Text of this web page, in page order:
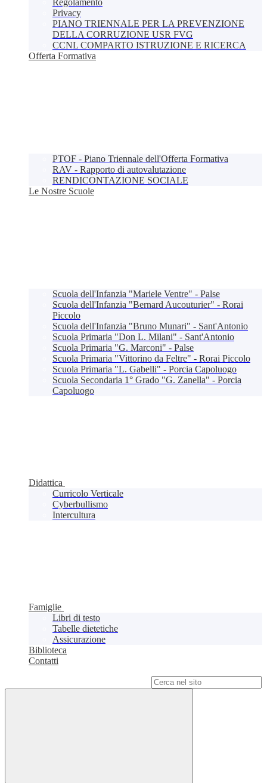
Regolamento
Privacy
PIANO TRIENNALE PER LA PREVENZIONE
DELLA CORRUZIONE USR FVG
CCNL COMPARTO ISTRUZIONE E RICERCA
Offerta Formativa
PTOF - Piano Triennale dell'Offerta Formativa
RAV - Rapporto di autovalutazione
RENDICONTAZIONE SOCIALE
Le Nostre Scuole
Scuola dell'Infanzia "Mariele Ventre" - Palse
Scuola dell'Infanzia "Bernard Aucouturier" - Rorai
Piccolo
Scuola dell'Infanzia "Bruno Munari" - Sant'Antonio
Scuola Primaria "Don L. Milani" - Sant'Antonio
Scuola Primaria "G. Marconi" - Palse
Scuola Primaria "Vittorino da Feltre" - Rorai Piccolo
Scuola Primaria "L. Gabelli" - Porcia Capoluogo
Scuola Secondaria 1° Grado "G. Zanella" - Porcia
Capoluogo
Didattica
Curricolo Verticale
Cyberbullismo
Intercultura
Famiglie
Libri di testo
Tabelle dietetiche
Assicurazione
Biblioteca
Contatti